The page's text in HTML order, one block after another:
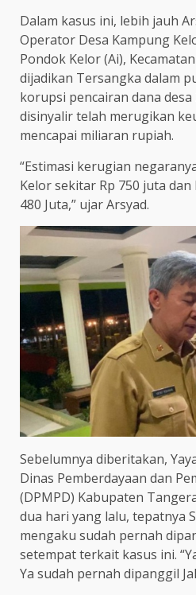
Dalam kasus ini, lebih jauh
Operator Desa Kampung
Pondok Kelor (Ai),
dijadikan Tersangka dalam
korupsi pencairan dana desa
disinyalir telah merugikan
mencapai miliaran rupiah.
“Estimasi kerugian
Kelor sekitar Rp 750 juta
480 Juta,” ujar Arsyad.
Sebelumnya diberitakan,
Dinas Pemberdayaan dan
(DPMPD) Kabupaten
dua hari yang lalu, tepatnya
mengaku sudah pernah
setempat terkait kasus ini.
Ya sudah pernah dipanggil